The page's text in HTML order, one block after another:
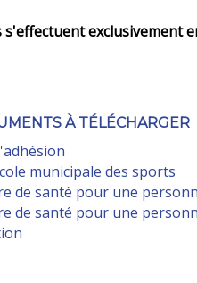
exclusivement
À TÉLÉCHARGER
municipale des sports
de santé pour une
de santé pour une